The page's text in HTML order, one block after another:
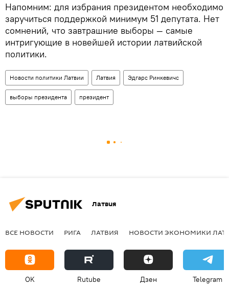
Напомним: для избрания президентом необходимо
заручиться поддержкой минимум 51 депутата. Нет
сомнений, что завтрашние выборы — самые
интригующие в новейшей истории латвийской
политики.
Новости политики Латвии Латвия Эдгарс Ринкевичс
выборы президента президент
Латвия
ВСЕ НОВОСТИ РИГА ЛАТВИЯ НОВОСТИ ЭКОНОМИКИ
OK Rutube Дзен Telegram